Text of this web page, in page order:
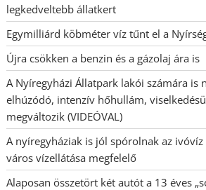
legkedveltebb állatkert
Egymilliárd köbméter víz tűnt el a
Újra csökken a benzin és a gázolaj ára is
A Nyíregyházi Állatpark lakói számára is
elhúzódó, intenzív hőhullám,
megváltozik (VIDEÓVAL)
A nyíregyháziak is jól spórolnak az ivóvíz
város vízellátása megfelelő
Alaposan összetört két autót a 13 éves